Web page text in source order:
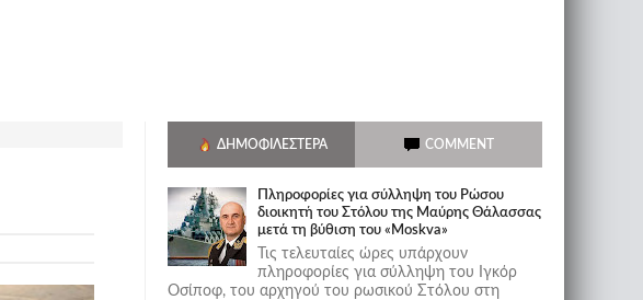
ΔΗΜΟΦΙΛΈΣΤΕΡΑ COMMENT
Πληροφορίες για σύλληψη του Ρώσου
διοικητή του Στόλου της Mαύρης Θάλασσας
μετά τη βύθιση του «Moskva»
Τις τελευταίες ώρες υπάρχουν
πληροφορίες για σύλληψη του Ιγκόρ
Οσίποφ, του αρχηγού του ρωσικού Στόλου στη